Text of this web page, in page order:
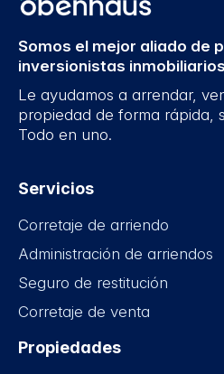
Somos el mejor aliado de
inversionistas
Le ayudamos a arrendar,
propiedad de forma rápida,
Todo en uno.
Servicios
Corretaje de arriendo
Administración de arriendos
Seguro de restitución
Corretaje de venta
Propiedades